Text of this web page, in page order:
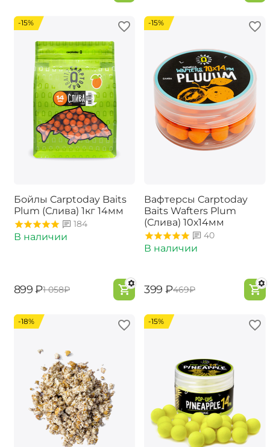
-15%
Бойлы Carptoday Baits
Plum (Слива) 1кг 14мм
184
В наличии
‍899‍ ₽‍1 058‍₽
-15%
Вафтерсы Carptoday
Baits Wafters Plum
(Слива) 10х14мм
40
В наличии
‍399‍ ₽‍469‍₽
-18% -15%